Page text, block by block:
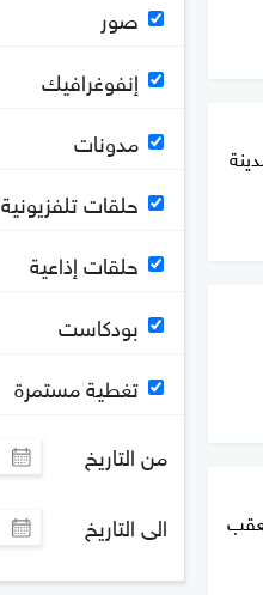
صور
إنفوغرافيك
مدونات
حلقات تلفزيونية
حلقات إذاعية
بودكاست
تغطية مستمرة
من التاريخ
الى التاريخ